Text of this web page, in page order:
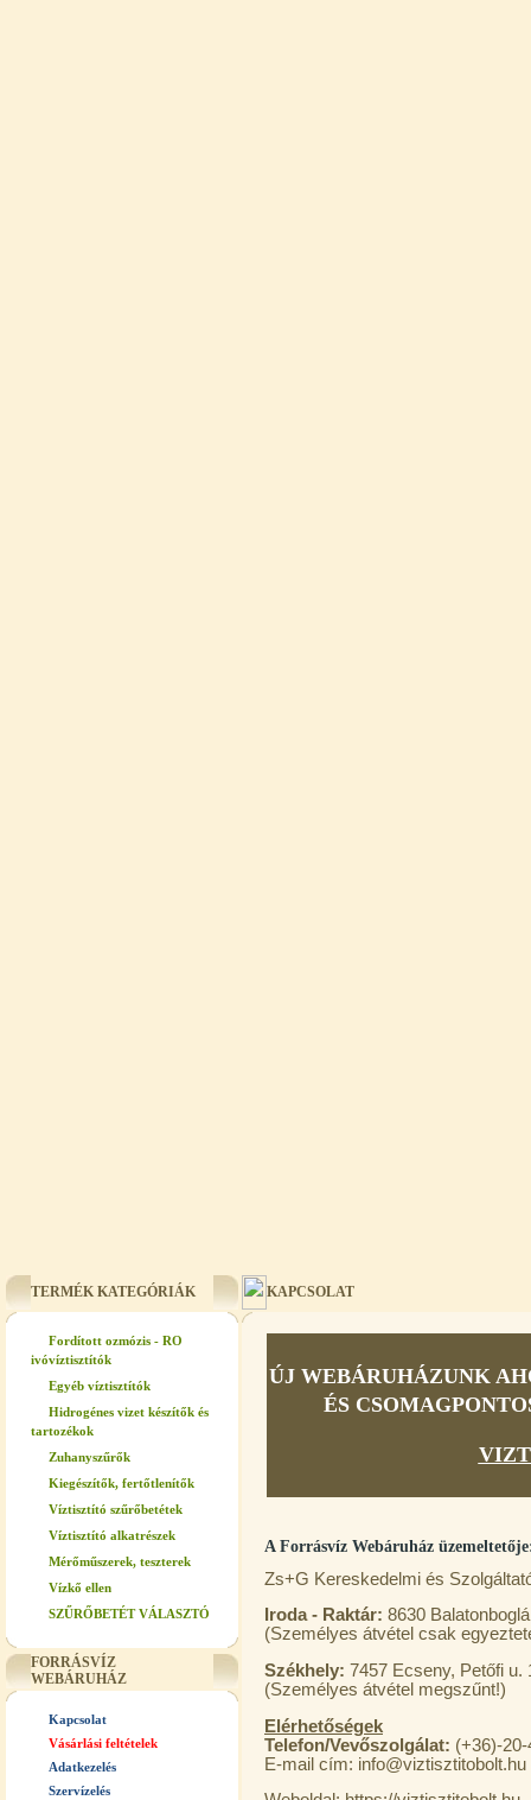
TERMÉK KATEGÓRIÁK
Fordított ozmózis - RO
ivóvíztisztítók
Egyéb víztisztítók
Hidrogénes vizet készítők és
tartozékok
Zuhanyszűrők
Kiegészítők, fertőtlenítők
Víztisztító szűrőbetétek
Víztisztító alkatrészek
Mérőműszerek, teszterek
Vízkő ellen
SZŰRŐBETÉT VÁLASZTÓ
FORRÁSVÍZ
WEBÁRUHÁZ
Kapcsolat
Vásárlási feltételek
Adatkezelés
Szervízelés
KAPCSOLAT
ÚJ WEBÁRUHÁZUNK
ÉS
A Forrásvíz Webáruház
Zs+G Kereskedelmi és
Iroda - Raktár: 8630
(Személyes átvétel csak
Székhely: 7457 Ecseny, Petőfi u.
(Személyes átvétel megszűnt!)
Elérhetőségek
Telefon/Vevőszolgálat: (+36)-
E-mail cím: info@viztisztitobolt.hu